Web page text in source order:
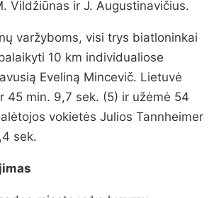
Vildžiūnas ir J. Augustinavičius.
varžyboms, visi trys biatloninkai
10 km individualiose
Eveliną Mincevič. Lietuvė
45 min. 9,7 sek. (5) ir užėmė 54
vokietės Julios Tannheimer
sek.